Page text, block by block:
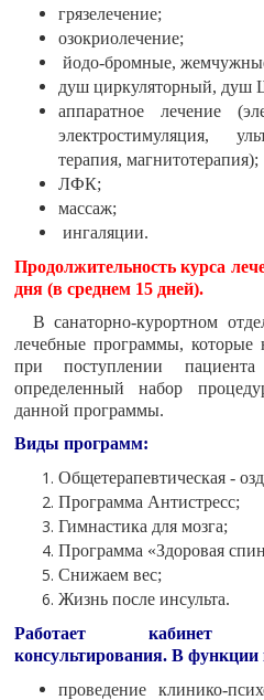
грязелечение;
озокриолечение;
йодо-бромные,
душ циркуляторный, душ
аппаратное лечение
электростимуляция,
терапия, магнитотерапия);
ЛФК;
массаж;
ингаляции.
Продолжительность курса
дня (в среднем 15 дней).
В санаторно-курортном
лечебные программы, которые
при поступлении
определенный набор
данной программы.
Виды программ:
Общетерапевтическая -
Программа Антистресс;
Гимнастика для мозга;
Программа «Здоровая
Снижаем вес;
Жизнь после инсульта.
Работает кабинет
консультирования. В функции
проведение клинико-